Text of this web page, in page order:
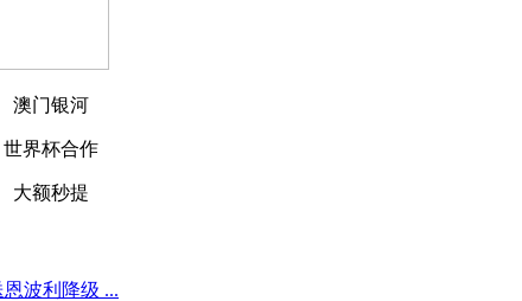
澳门银河
世界杯合作
大额秒提
波利降级 ...